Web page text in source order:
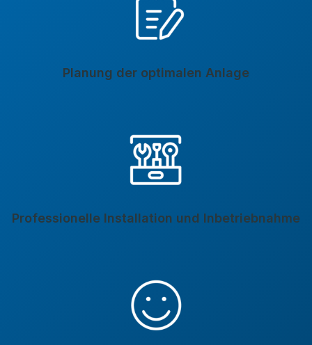
Planung der optimalen Anlage
Professionelle Installation und Inbetriebnahme